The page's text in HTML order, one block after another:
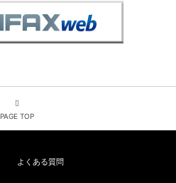
PAGE TOP
よくある質問